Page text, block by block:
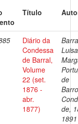
Título
Diário da
Condessa
de Barral,
Volume
22 (set.
1876 -
abr.
1877)
Luisa
de
de,
1891